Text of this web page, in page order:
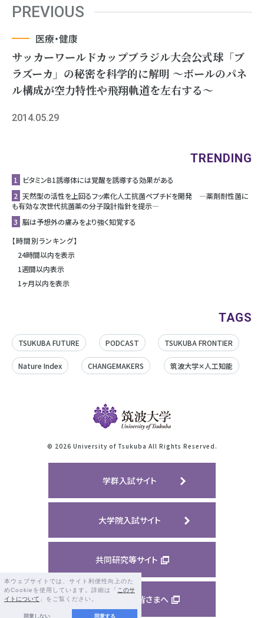
本ウェブサイトでは、サイト利便性向上のた
めCookieを使用しています。詳細は「 このサ
イトについて 」をご覧ください。
同意しない 同意する
PREVIOUS
医療・健康
サッカーワールドカップブラジル大会公式球「ブ
ラズーカ」の秘密を科学的に解明 ～ボールのパネ
ル構成が空力特性や飛翔軌道を左右する～
2014.05.29
TRENDING
1
ビタミンB1誘導体には覚醒を誘導する効果がある
2 天然型の活性を上回るフッ素化人工抗菌ペプチドを開発 ―薬剤耐性菌に
も有効な次世代抗菌薬の分子設計指針を提示―
3 脳は予想外の痛みをより強く知覚する
【時間別ランキング】
24時間以内を表示
1週間以内表示
1ヶ月以内を表示
TAGS
TSUKUBA FUTURE PODCAST TSUKUBA FRONTIER
Nature Index CHANGEMAKERS 筑波大学✕人工知能
© 2026 University of Tsukuba All Rights Reserved.
学群入試サイト
大学院入試サイト
共同研究等サイト
ご支援くださる皆さまへ